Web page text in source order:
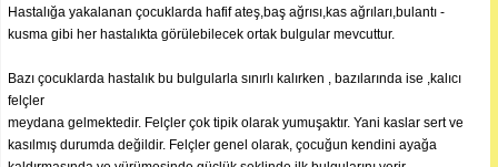
Hastalığa yakalanan çocuklarda hafif ateş,baş ağrısı,kas ağrıları,bulantı -
kusma gibi her hastalıkta görülebilecek ortak bulgular mevcuttur.
Bazı çocuklarda hastalık bu bulgularla sınırlı kalırken , bazılarında ise ,kalıcı
felçler
meydana gelmektedir. Felçler çok tipik olarak yumuşaktır. Yani kaslar sert ve
kasılmış durumda değildir. Felçler genel olarak, çocuğun kendini ayağa